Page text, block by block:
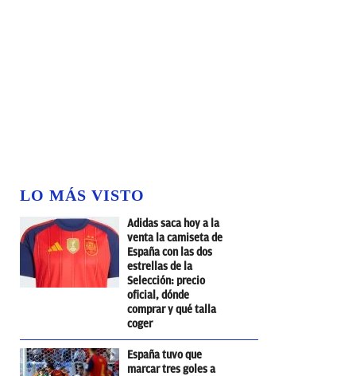
LO MÁS VISTO
Adidas saca hoy a la
venta la camiseta de
España con las dos
estrellas de la
Selección: precio
oficial, dónde
comprar y qué talla
coger
España tuvo que
marcar tres goles a